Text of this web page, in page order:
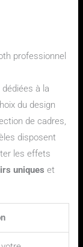
professionnel
à la
du design
de cadres,
disposent
les effets
uniques et